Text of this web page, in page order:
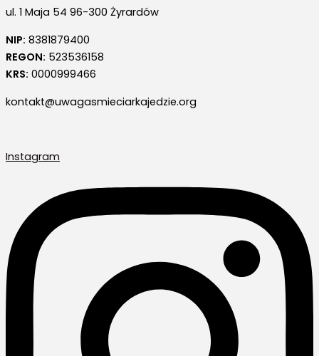
ul. 1 Maja 54 96-300 Żyrardów
NIP: 8381879400
REGON: 523536158
KRS: 0000999466
kontakt@uwagasmieciarkajedzie.org
Instagram